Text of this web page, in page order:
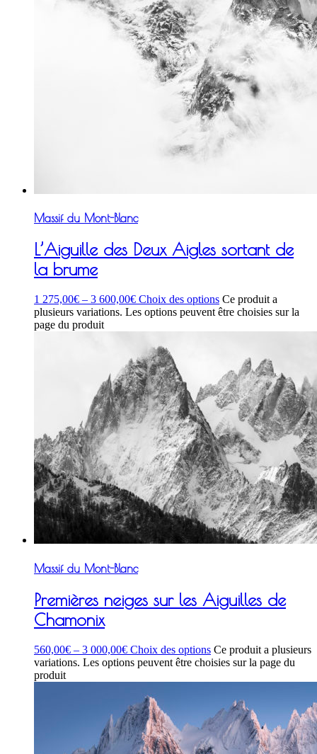
Massif du Mont-Blanc
L’Aiguille des Deux Aigles sortant de
la brume
1 275,00€ – 3 600,00€ Choix des options Ce produit a
plusieurs variations. Les options peuvent être choisies sur la
page du produit
Massif du Mont-Blanc
Premières neiges sur les Aiguilles de
Chamonix
560,00€ – 3 000,00€ Choix des options Ce produit a plusieurs
variations. Les options peuvent être choisies sur la page du
produit